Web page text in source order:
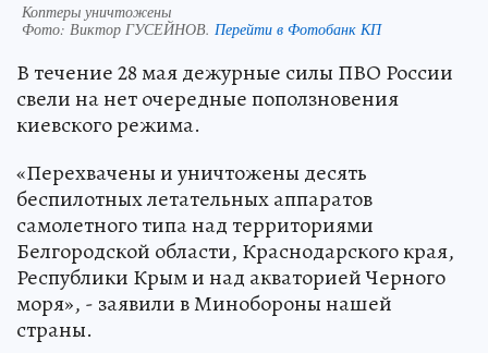
Коптеры уничтожены
Фото: Виктор ГУСЕЙНОВ. Перейти в Фотобанк КП
В течение 28 мая дежурные силы ПВО России
свели на нет очередные поползновения
киевского режима.
«Перехвачены и уничтожены десять
беспилотных летательных аппаратов
самолетного типа над территориями
Белгородской области, Краснодарского края,
Республики Крым и над акваторией Черного
моря», - заявили в Минобороны нашей
страны.